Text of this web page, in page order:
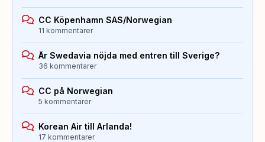
CC Köpenhamn SAS/Norwegian
11 kommentarer
Är Swedavia nöjda med entren till Sverige?
36 kommentarer
CC på Norwegian
5 kommentarer
Korean Air till Arlanda!
17 kommentarer